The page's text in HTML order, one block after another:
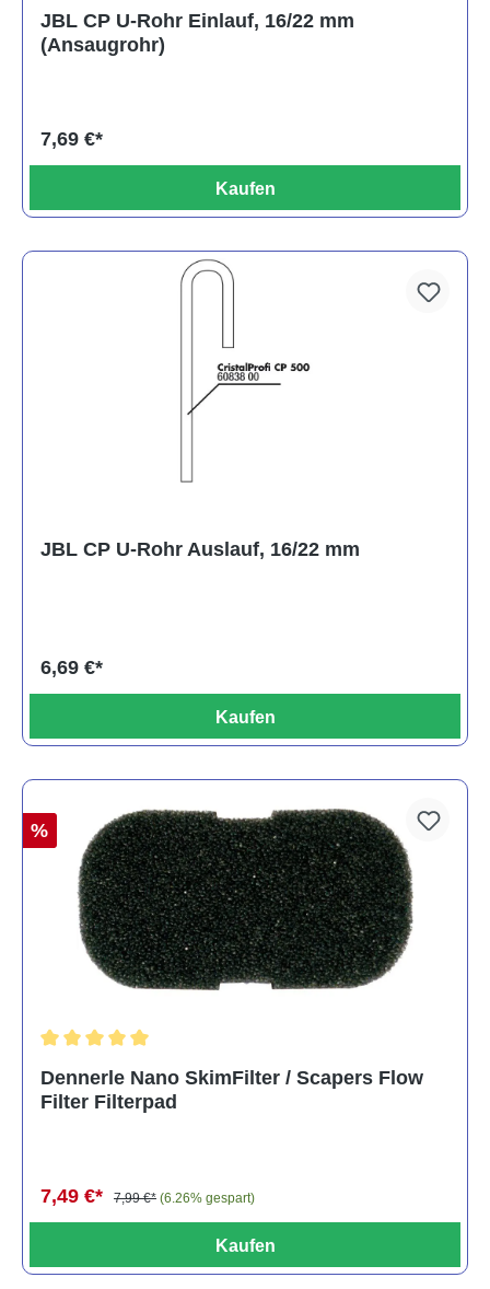
JBL CP U-Rohr Einlauf, 16/22 mm
(Ansaugrohr)
7,69 €*
Kaufen
JBL CP U-Rohr Auslauf, 16/22 mm
6,69 €*
Kaufen
%
Dennerle Nano SkimFilter / Scapers Flow
Filter Filterpad
7,49 €* 7,99 €* (6.26% gespart)
Kaufen